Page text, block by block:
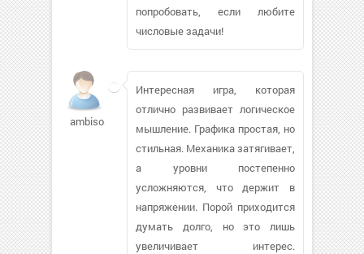
попробовать, если любите
числовые задачи!
ambisos770
Интересная игра, которая
отлично развивает логическое
мышление. Графика простая, но
стильная. Механика затягивает,
а уровни постепенно
усложняются, что держит в
напряжении. Порой приходится
думать долго, но это лишь
увеличивает интерес.